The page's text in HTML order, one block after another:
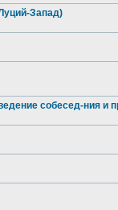
Запад)
собесед-ния и